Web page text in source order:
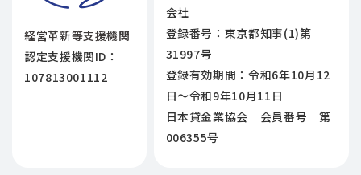
経営革新等支援機関
認定支援機関ID：
107813001112
会社
登録番号：東京都知事(1)第
31997号
登録有効期間：令和6年10月12
日〜令和9年10月11日
日本貸金業協会 会員番号 第
006355号